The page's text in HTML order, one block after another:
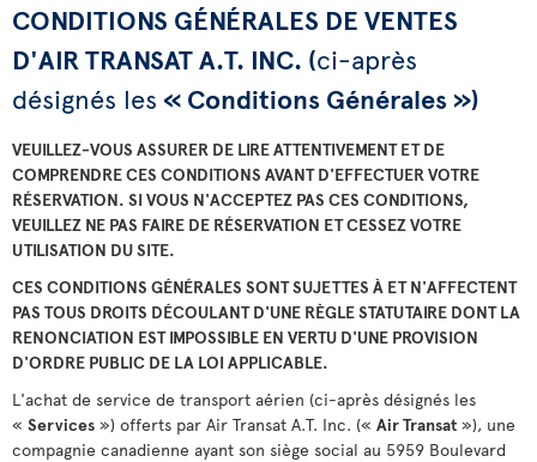
CONDITIONS GÉNÉRALES DE VENTES
D'AIR TRANSAT A.T. INC. (ci-après
désignés les « Conditions Générales »)
VEUILLEZ-VOUS ASSURER DE LIRE ATTENTIVEMENT ET DE
COMPRENDRE CES CONDITIONS AVANT D'EFFECTUER VOTRE
RÉSERVATION. SI VOUS N'ACCEPTEZ PAS CES CONDITIONS,
VEUILLEZ NE PAS FAIRE DE RÉSERVATION ET CESSEZ VOTRE
UTILISATION DU SITE.
CES CONDITIONS GÉNÉRALES SONT SUJETTES À ET N'AFFECTENT
PAS TOUS DROITS DÉCOULANT D'UNE RÈGLE STATUTAIRE DONT LA
RENONCIATION EST IMPOSSIBLE EN VERTU D'UNE PROVISION
D'ORDRE PUBLIC DE LA LOI APPLICABLE.
L'achat de service de transport aérien (ci-après désignés les
« Services ») offerts par Air Transat A.T. Inc. (« Air Transat »), une
compagnie canadienne ayant son siège social au 5959 Boulevard